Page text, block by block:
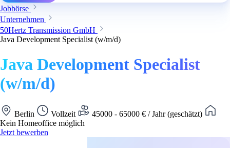
Jobbörse
Unternehmen
50Hertz Transmission GmbH
Java Development Specialist (w/m/d)
Java Development Specialist
(w/m/d)
Berlin Vollzeit
45000 - 65000 € / Jahr (geschätzt)
Kein Homeoffice möglich
Jetzt bewerben